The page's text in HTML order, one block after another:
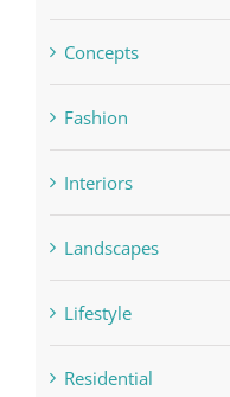
Concepts
Fashion
Interiors
Landscapes
Lifestyle
Residential